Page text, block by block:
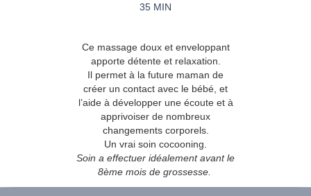
35 MIN
Ce massage doux et enveloppant
apporte détente et relaxation.
Il permet à la future maman de
créer un contact avec le bébé, et
l’aide à développer une écoute et à
apprivoiser de nombreux
changements corporels.
Un vrai soin cocooning.
Soin a effectuer idéalement avant le
8ème mois de grossesse.